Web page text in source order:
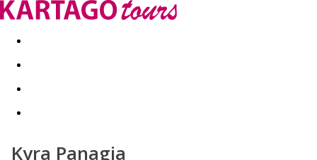
Last minute Dovolenkové kluby
Kyra Panagia